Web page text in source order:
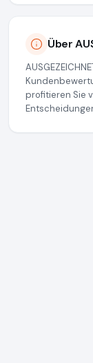
Über
profitieren Sie